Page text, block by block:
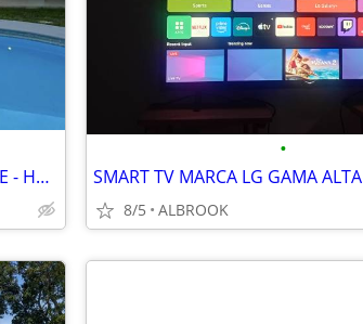
$165,000 / 3br/2ba - 2 HOUSES FOR SALE - HACIENDA EL MIRADOR - ANTON
•
SMART TV MARCA LG GAMA ALTA
8/5 ALBROOK